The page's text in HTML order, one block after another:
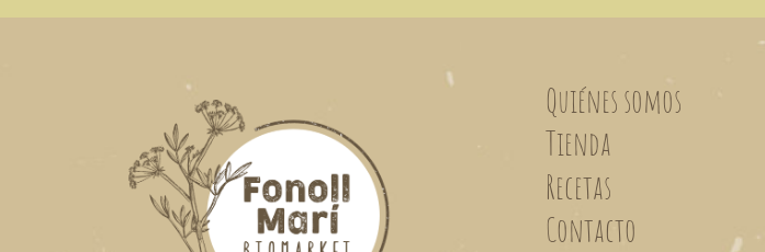
Quiénes somos
Tienda
Recetas
Contacto